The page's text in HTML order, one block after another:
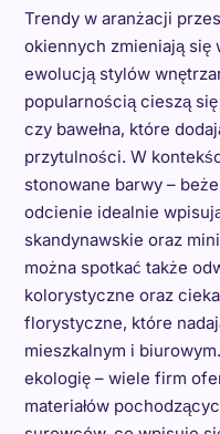
Trendy w aranżacji
okiennych zmieniają się
ewolucją stylów
popularnością cieszą
czy bawełna, które
przytulności. W
stonowane barwy –
odcienie idealnie
skandynawskie oraz
można spotkać także
kolorystyczne oraz
florystyczne, które
mieszkalnym i
ekologię – wiele firm
materiałów